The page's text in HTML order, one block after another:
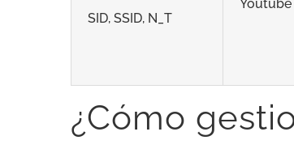
SID, SSID, N_T
¿Cómo